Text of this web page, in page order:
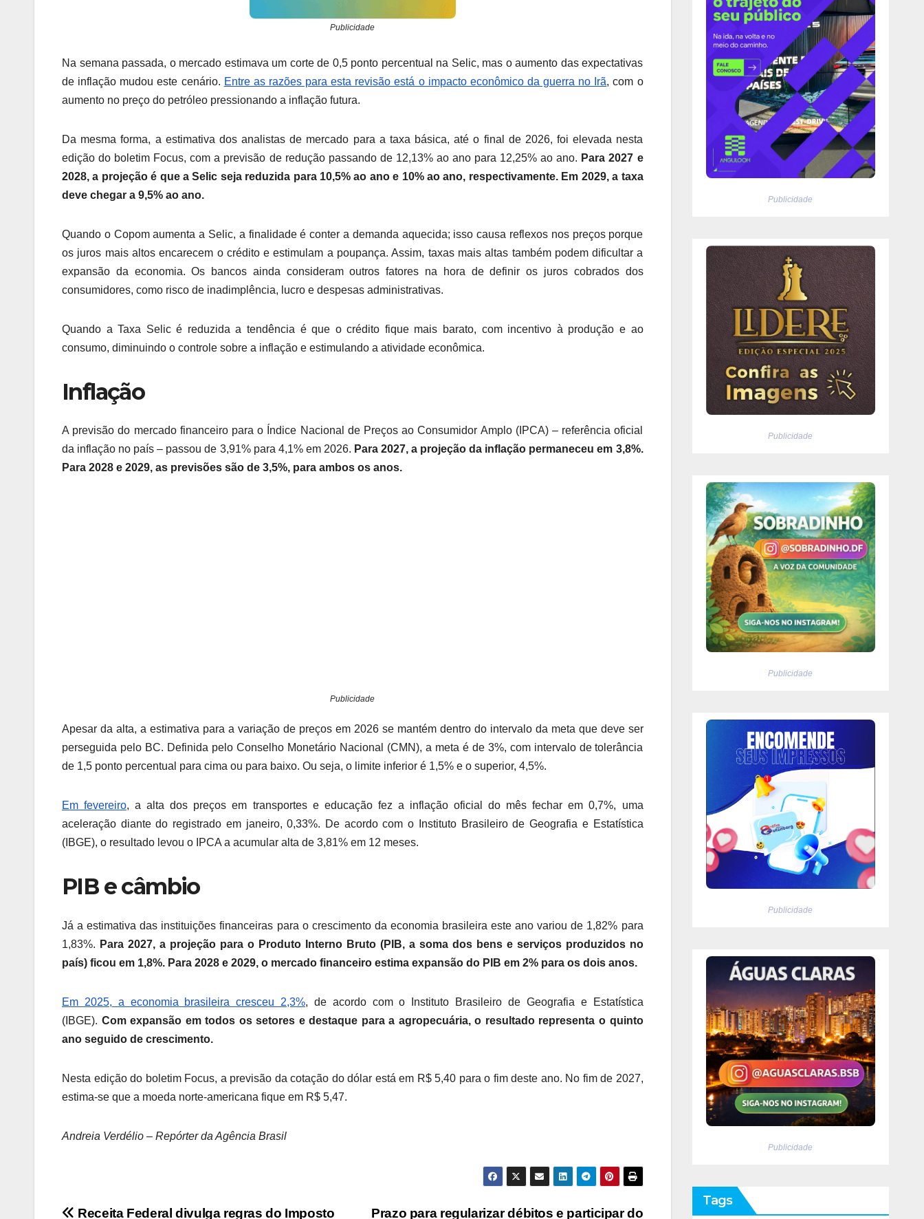
Publicidade
Na semana passada, o mercado estimava um corte de 0,5 ponto percentual na Selic, mas o aumento das expectativas
de inflação mudou este cenário. Entre as razões para esta revisão está o impacto econômico da guerra no Irã, com o
aumento no preço do petróleo pressionando a inflação futura.
Da mesma forma, a estimativa dos analistas de mercado para a taxa básica, até o final de 2026, foi elevada nesta
edição do boletim Focus, com a previsão de redução passando de 12,13% ao ano para 12,25% ao ano. Para 2027 e
2028, a projeção é que a Selic seja reduzida para 10,5% ao ano e 10% ao ano, respectivamente. Em 2029, a taxa
deve chegar a 9,5% ao ano.
Quando o Copom aumenta a Selic, a finalidade é conter a demanda aquecida; isso causa reflexos nos preços porque
os juros mais altos encarecem o crédito e estimulam a poupança. Assim, taxas mais altas também podem dificultar a
expansão da economia. Os bancos ainda consideram outros fatores na hora de definir os juros cobrados dos
consumidores, como risco de inadimplência, lucro e despesas administrativas.
Quando a Taxa Selic é reduzida a tendência é que o crédito fique mais barato, com incentivo à produção e ao
consumo, diminuindo o controle sobre a inflação e estimulando a atividade econômica.
Inflação
A previsão do mercado financeiro para o Índice Nacional de Preços ao Consumidor Amplo (IPCA) – referência oficial
da inflação no país – passou de 3,91% para 4,1% em 2026. Para 2027, a projeção da inflação permaneceu em 3,8%.
Para 2028 e 2029, as previsões são de 3,5%, para ambos os anos.
Publicidade
Apesar da alta, a estimativa para a variação de preços em 2026 se mantém dentro do intervalo da meta que deve ser
perseguida pelo BC. Definida pelo Conselho Monetário Nacional (CMN), a meta é de 3%, com intervalo de tolerância
de 1,5 ponto percentual para cima ou para baixo. Ou seja, o limite inferior é 1,5% e o superior, 4,5%.
Em fevereiro, a alta dos preços em transportes e educação fez a inflação oficial do mês fechar em 0,7%, uma
aceleração diante do registrado em janeiro, 0,33%. De acordo com o Instituto Brasileiro de Geografia e Estatística
(IBGE), o resultado levou o IPCA a acumular alta de 3,81% em 12 meses.
PIB e câmbio
Já a estimativa das instituições financeiras para o crescimento da economia brasileira este ano variou de 1,82% para
1,83%. Para 2027, a projeção para o Produto Interno Bruto (PIB, a soma dos bens e serviços produzidos no
país) ficou em 1,8%. Para 2028 e 2029, o mercado financeiro estima expansão do PIB em 2% para os dois anos.
Em 2025, a economia brasileira cresceu 2,3%, de acordo com o Instituto Brasileiro de Geografia e Estatística
(IBGE). Com expansão em todos os setores e destaque para a agropecuária, o resultado representa o quinto
ano seguido de crescimento.
Nesta edição do boletim Focus, a previsão da cotação do dólar está em R$ 5,40 para o fim deste ano. No fim de 2027,
estima-se que a moeda norte-americana fique em R$ 5,47.
Andreia Verdélio – Repórter da Agência Brasil
Prazo para regularizar débitos e participar do
Receita Federal divulga regras do Imposto
Publicidade
Publicidade
Publicidade
Publicidade
Publicidade
Tags